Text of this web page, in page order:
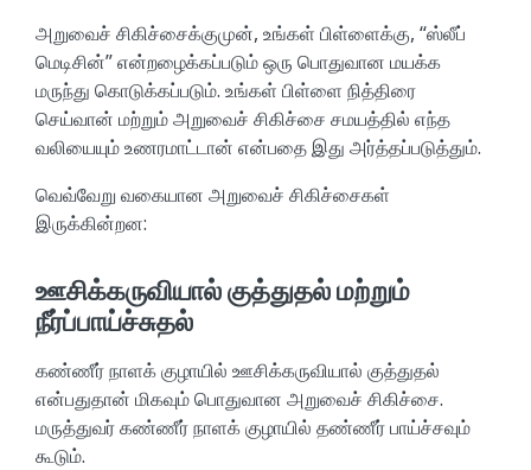
அறுவைச் சிகிச்சைக்குமுன், உங்கள் பிள்ளைக்கு, “ஸ்லீப்
மெடிசின்” என்றழைக்கப்படும் ஒரு பொதுவான மயக்க
மருந்து கொடுக்கப்படும். உங்கள் பிள்ளை நித்திரை
செய்வான் மற்றும் அறுவைச் சிகிச்சை சமயத்தில் எந்த
வலியையும் உணரமாட்டான் என்பதை இது அர்த்தப்படுத்தும்.
வெவ்வேறு வகையான அறுவைச் சிகிச்சைகள்
இருக்கின்றன:
ஊசிக்கருவியால் குத்துதல் மற்றும்
நீர்ப்பாய்ச்சுதல்
கண்ணீர் நாளக் குழாயில் ஊசிக்கருவியால் குத்துதல்
என்பதுதான் மிகவும் பொதுவான அறுவைச் சிகிச்சை.
மருத்துவர் கண்ணீர் நாளக் குழாயில் தண்ணீர் பாய்ச்சவும்
கூடும்.